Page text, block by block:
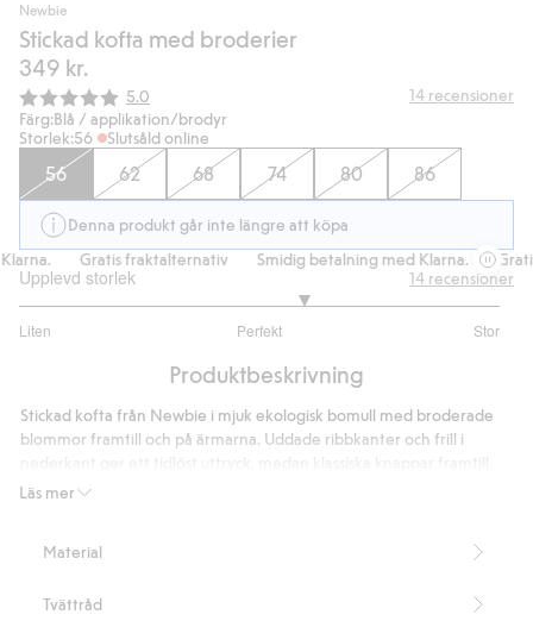
Newbie
Stickad kofta med broderier
349 kr.
Snittbetyg:
5.0 14 recensioner
Färg:Blå / applikation/brodyr
Storlek:56 Slutsåld online
56 62 68 74 80 86
Denna produkt går inte längre att köpa
Gratis fraktalternativ Smidig betalning med Klarna. Gratis
Upplevd storlek
Liten Perfekt Stor
utav
11
betyg
14 recensioner
Produktbeskrivning
Läs mer
Stickad kofta från Newbie i mjuk ekologisk bomull med broderade
blommor framtill och på ärmarna. Uddade ribbkanter och frill i
ger plagget det lilla extra. Finns även att gulligt syskonmatcha,
Organic cotton- GOTS
Material
Tvättråd